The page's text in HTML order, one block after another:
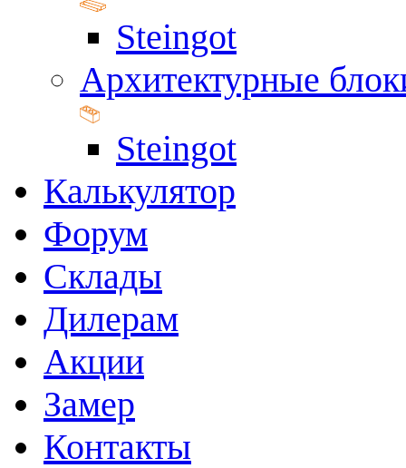
Steingot
Архитектурные
Steingot
Калькулятор
Форум
Склады
Дилерам
Акции
Замер
Контакты